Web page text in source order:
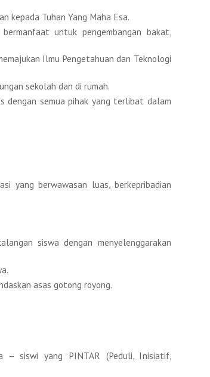
kepada Tuhan Yang Maha Esa.
untuk pengembangan bakat,
Ilmu Pengetahuan dan Teknologi
sekolah dan di rumah.
dengan semua pihak yang terlibat dalam
yang berwawasan luas, berkepribadian
siswa dengan menyelenggarakan
asas gotong royong.
– siswi yang PINTAR (Peduli, Inisiatif,